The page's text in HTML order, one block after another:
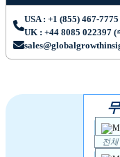
USA : +1 (855) 467-
UK : +44 8085 022397